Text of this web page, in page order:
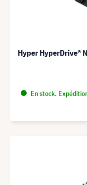
Hyper HyperDrive®
En stock.